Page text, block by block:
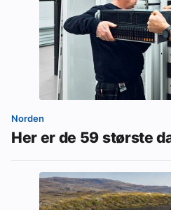
Norden
Her er de 59 største